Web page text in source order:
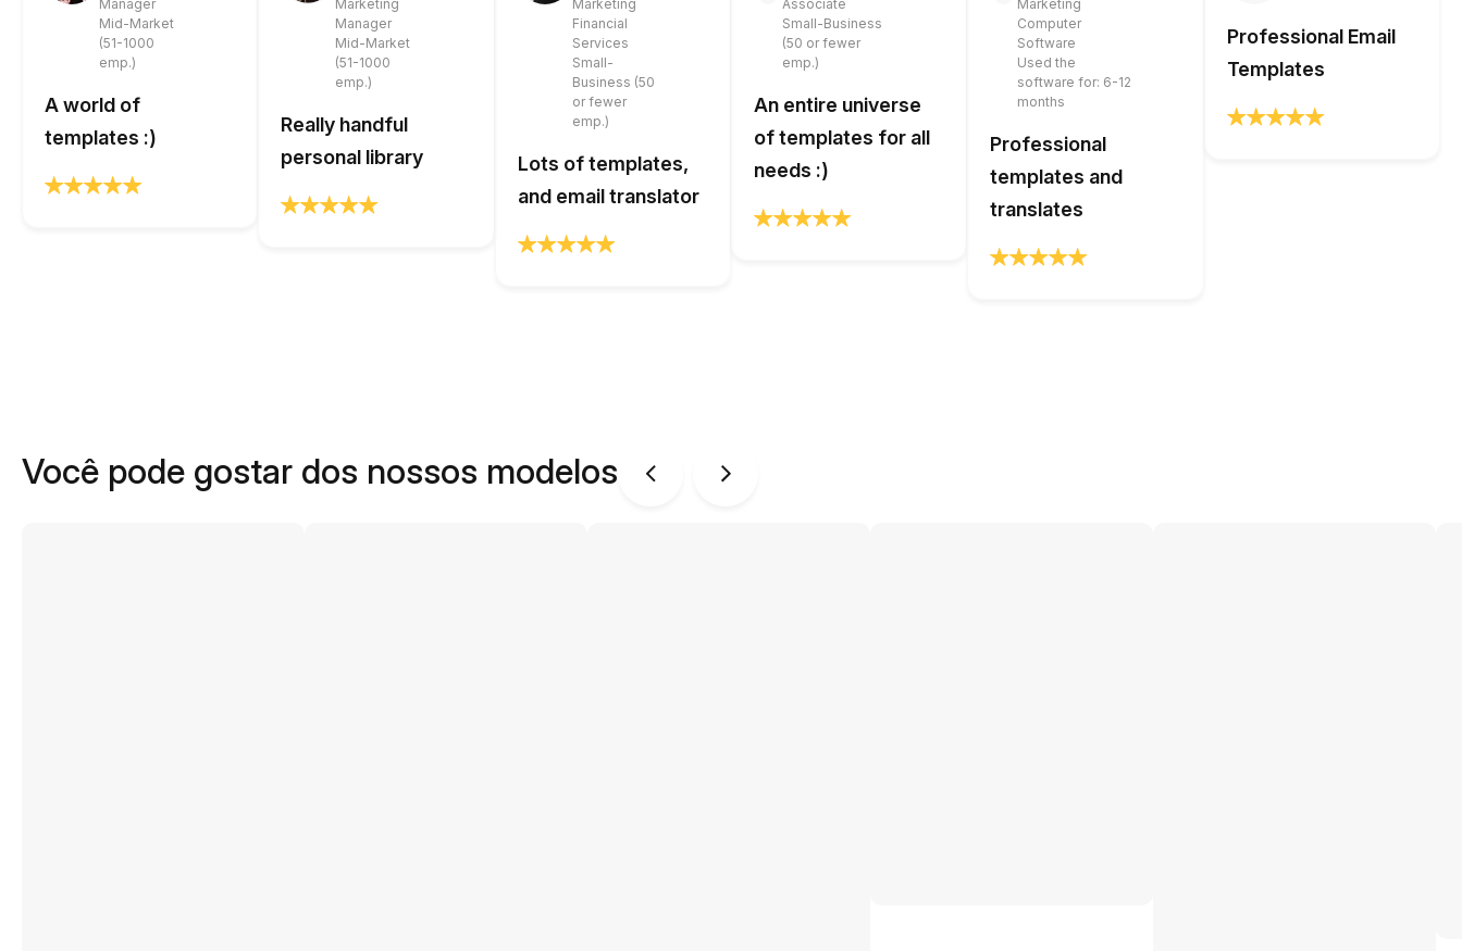
Manager
Mid-Market
(51-1000
emp.)
A world of
templates :)
Marketing
Manager
Mid-Market
(51-1000
emp.)
Really handful
personal library
Marketing
Financial
Services
Small-
Business (50
or fewer
emp.)
Lots of templates,
and email translator
Associate
Small-Business
(50 or fewer
emp.)
An entire universe
of templates for all
needs :)
Marketing
Computer
Software
Used the
software for: 6-12
months
Professional
templates and
translates
Professional Email
Templates
Você pode gostar dos nossos modelos